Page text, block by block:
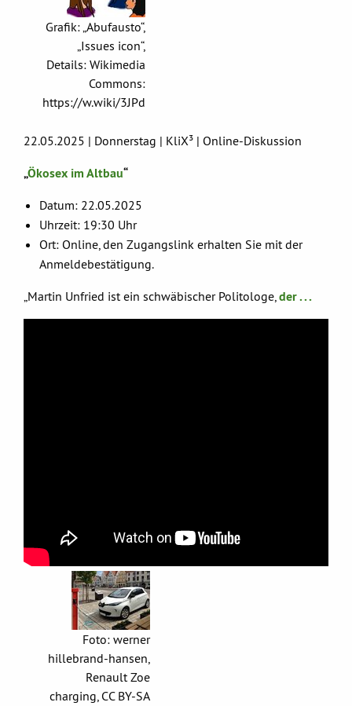
Grafik: „Abufausto“,
„Issues icon“,
Details: Wikimedia
Commons:
https://w.wiki/3JPd
22.05.2025 | Donnerstag | KliX³ | Online-Diskussion
„Ökosex im Altbau“
Datum: 22.05.2025
Uhrzeit: 19:30 Uhr
Ort: Online, den Zugangslink erhalten Sie mit der
Anmeldebestätigung.
„Martin Unfried ist ein schwäbischer Politologe,der . . .
Foto: werner
hillebrand-hansen,
Renault Zoe
charging, CC BY-SA